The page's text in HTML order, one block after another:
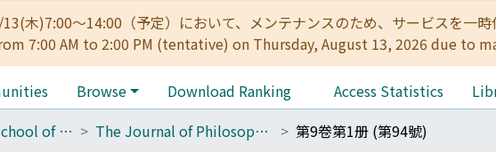
13(木)7:00～14:00（予定）において、メンテナンスのため、サービスを
7:00 AM to 2:00 PM (tentative) on Thursday, August 13, 2026 due to
Browse Download Ranking Access Statistics
010_Graduate School of Letters The Journal of Philosophical Studies 第9卷第1册 (第94號)